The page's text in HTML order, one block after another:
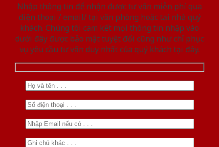
Nhập thông tin để nhận được tư vấn miễn phí qua
điện thoại / email/ tại văn phòng hoặc tại nhà quý
khách. Chúng tôi cam kết mọi thông tin nhập vào
dưới đây được bảo mật tuyệt đối cũng như chỉ phục
vụ yêu cầu tư vấn duy nhất của quý khách tại đây.